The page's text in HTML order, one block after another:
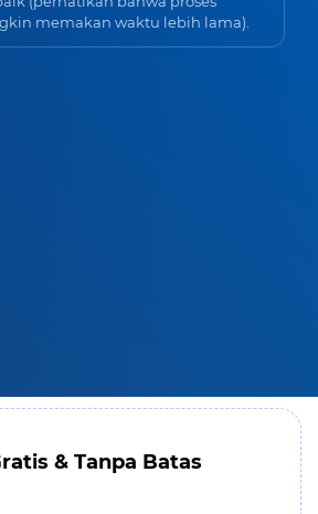
memakan waktu lebih lama).
& Tanpa Batas